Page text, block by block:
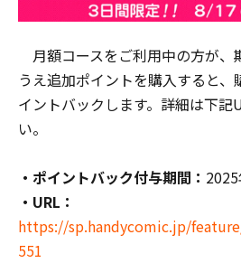
月額コースをご利用中の方が、
うえ追加ポイントを購入すると
イントバックします。詳細は下記
い。
・ポイントバック付与期間：
・URL：
https://sp.handycomic.jp/
551